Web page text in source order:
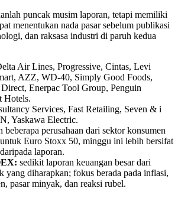
puncak musim laporan, tetapi memiliki
menentukan nada pasar sebelum publikasi
dan raksasa industri di paruh kedua
Air Lines, Progressive, Cintas, Levi
AZZ, WD-40, Simply Good Foods,
Enerpac Tool Group, Penguin
Hotels.
Services, Fast Retailing, Seven & i
Yaskawa Electric.
beberapa perusahaan dari sektor konsumen
Euro Stoxx 50, minggu ini lebih bersifat
laporan.
sedikit laporan keuangan besar dari
yang diharapkan; fokus berada pada inflasi,
pasar minyak, dan reaksi rubel.